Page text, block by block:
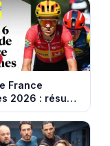
France
2026 : résumé
la 6e étape
et
sur-Rhône